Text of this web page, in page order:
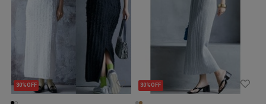
30%OFF 30%OFF